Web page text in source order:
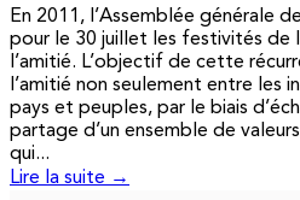
En 2011, l’Assemblée générale
pour le 30 juillet les festivités de
l’amitié. L’objectif de cette
l’amitié non seulement entre les
pays et peuples, par le biais
partage d’un ensemble de
qui...
Lire la suite →